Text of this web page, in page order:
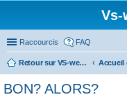
Vs-
Raccourcis FAQ
Retour sur VS-webzine Accueil
BON? ALORS?